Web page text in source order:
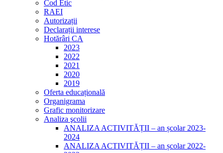
Cod Etic
RAEI
Autorizații
Declarații interese
Hotărâri CA
2023
2022
2021
2020
2019
Oferta educațională
Organigrama
Grafic monitorizare
Analiza şcolii
ANALIZA ACTIVITĂȚII – an școlar 2023-
2024
ANALIZA ACTIVITĂȚII – an școlar 2022-